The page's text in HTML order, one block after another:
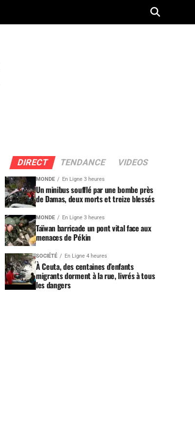
DIRECT TENDANCE VIDEOS
MONDE En Ligne 3 heures
Un minibus soufflé par une bombe près
de Damas, deux morts et treize blessés
MONDE En Ligne 3 heures
Taïwan barricade un pont vital face aux
menaces de Pékin
SOCIÉTÉ En Ligne 4 heures
À Ceuta, des centaines d’enfants
migrants dorment à la rue, livrés à tous
les dangers